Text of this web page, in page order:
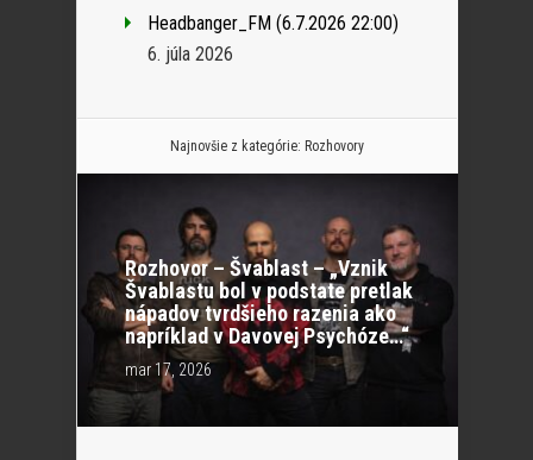
Headbanger_FM (6.7.2026 22:00)
6. júla 2026
Najnovšie z kategórie: Rozhovory
Rozhovor – Švablast – „Vznik
Švablastu bol v podstate pretlak
nápadov tvrdšieho razenia ako
napríklad v Davovej Psychóze…“
mar 17, 2026